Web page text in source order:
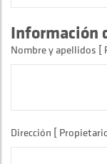
Información
Nombre y apellidos
Dirección [